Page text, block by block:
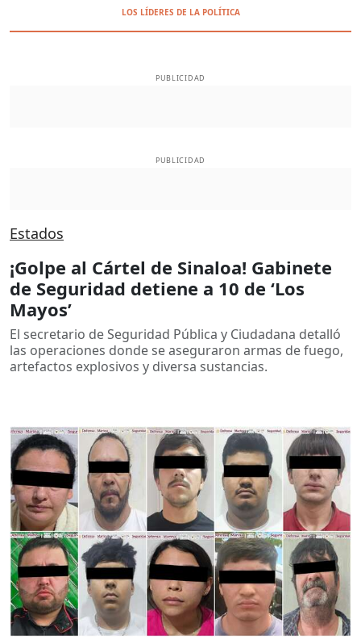
LOS LÍDERES DE LA POLÍTICA
PUBLICIDAD
PUBLICIDAD
Estados
¡Golpe al Cártel de Sinaloa! Gabinete
de Seguridad detiene a 10 de ‘Los
Mayos’
El secretario de Seguridad Pública y Ciudadana detalló
las operaciones donde se aseguraron armas de fuego,
artefactos explosivos y diversa sustancias.